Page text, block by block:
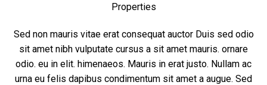
Properties
Sed non mauris vitae erat consequat auctor Duis sed odio
sit amet nibh vulputate cursus a sit amet mauris. ornare
odio. eu in elit. himenaeos. Mauris in erat justo. Nullam ac
urna eu felis dapibus condimentum sit amet a augue. Sed